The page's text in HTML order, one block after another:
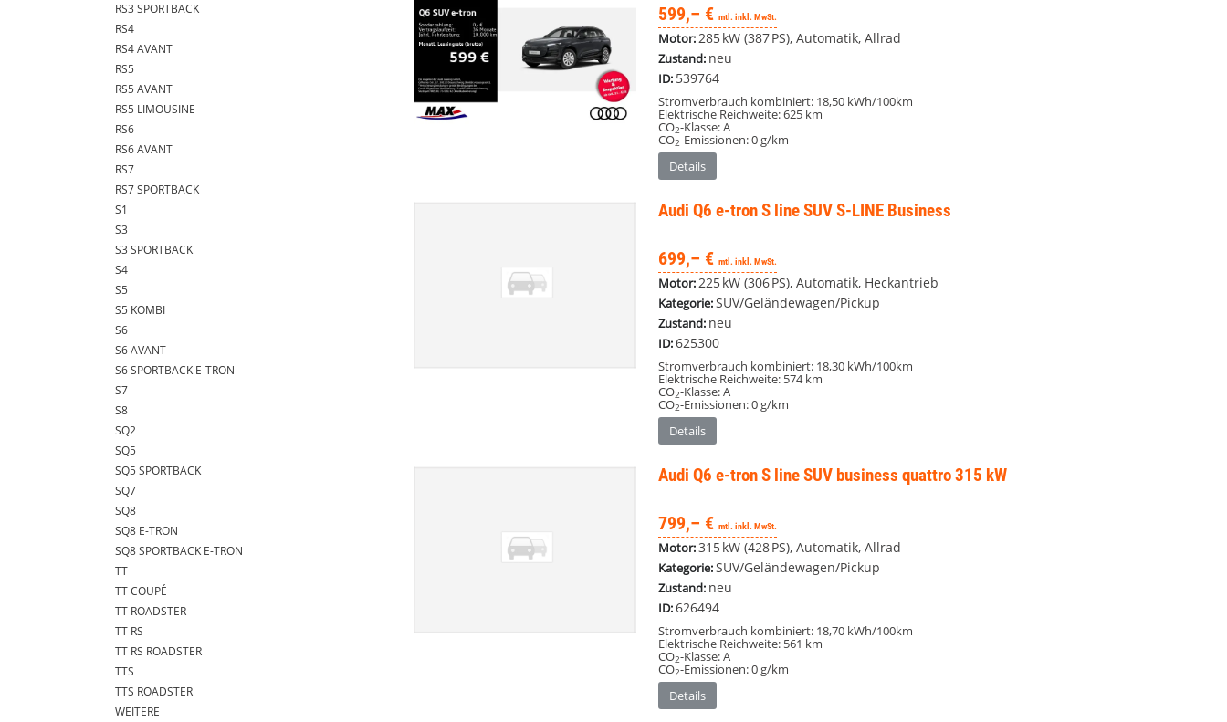
599,– € mtl. inkl. MwSt.
Motor:285 kW (387 PS), Automatik, Allrad
Zustand: neu
ID: 539764
Stromverbrauch kombiniert: 18,50 kWh/100km
Elektrische Reichweite:625 km
CO2-Klasse:A
CO2-Emissionen:0 g/km
Details
Audi Q6 e-tronS line SUV S-LINE Business
699,– € mtl. inkl. MwSt.
Motor: 225 kW (306 PS), Automatik, Heckantrieb
Kategorie:SUV/Geländewagen/Pickup
Zustand: neu
ID:625300
Stromverbrauch kombiniert: 18,30 kWh/100km
Elektrische Reichweite: 574 km
CO2-Klasse:A
CO2-Emissionen:0 g/km
Details
Audi Q6 e-tronS line SUV business quattro 315 kW
799,– € mtl. inkl. MwSt.
Motor:315 kW (428 PS), Automatik, Allrad
Kategorie:SUV/Geländewagen/Pickup
Zustand: neu
ID:626494
Stromverbrauch kombiniert: 18,70 kWh/100km
Elektrische Reichweite: 561 km
CO2-Klasse:A
CO2-Emissionen:0 g/km
Details
RS3 SPORTBACK
RS4
RS4 AVANT
RS5
RS5 AVANT
RS5 LIMOUSINE
RS6
RS6 AVANT
RS7
RS7 SPORTBACK
S1
S3
S3 SPORTBACK
S4
S5
S5 KOMBI
S6
S6 AVANT
S6 SPORTBACK E-TRON
S7
S8
SQ2
SQ5
SQ5 SPORTBACK
SQ7
SQ8
SQ8 E-TRON
SQ8 SPORTBACK E-TRON
TT
TT COUPÉ
TT ROADSTER
TT RS
TT RS ROADSTER
TTS
TTS ROADSTER
WEITERE